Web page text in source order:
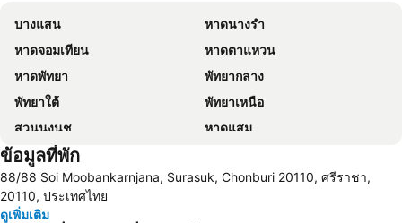
บางแสน
หาดนางรำ
หาดจอมเทียน
หาดตาแหวน
หาดพัทยา
พัทยากลาง
พัทยาใต้
พัทยาเหนือ
สวนนงนุช
หาดแสม
เขาพระใหญ่
หาดนวล
วันไหล
CentralFestival Pattaya Beach
ข้อมูลที่พัก
88/88 Soi Moobankarnjana, Surasuk, Chonburi 20110, ศรีราชา,
20110, ประเทศไทย
ดูเพิ่มเติม